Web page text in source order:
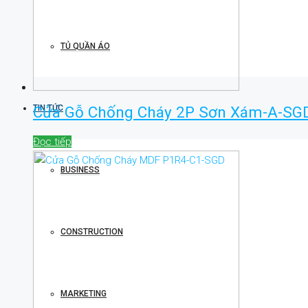
TỦ QUẦN ÁO
TIN TỨC
BUSINESS
CONSTRUCTION
MARKETING
Cửa Gỗ Chống Cháy 2P Sơn Xám-A-
Đọc tiếp